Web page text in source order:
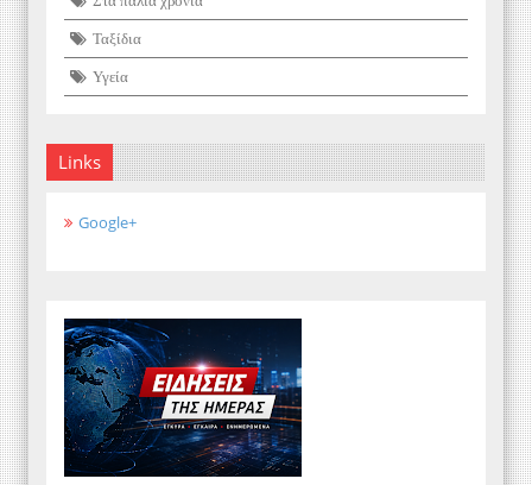
Ταξίδια
Υγεία
Links
Google+